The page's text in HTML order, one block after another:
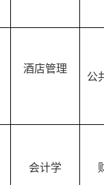
酒店管理
公
会计学